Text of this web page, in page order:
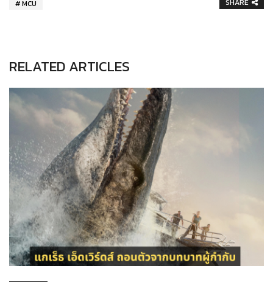
MCU SHARE
RELATED ARTICLES